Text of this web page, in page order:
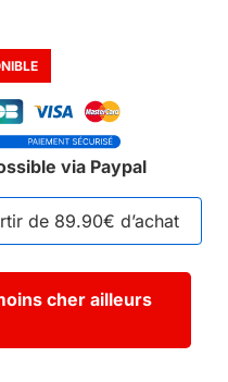
via Paypal
de 89.90€ d’achat
cher ailleurs